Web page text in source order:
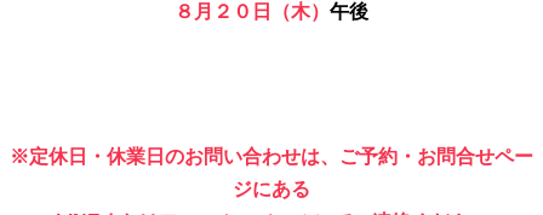
８月２０日（木） 午後
※定休日・休業日のお問い合わせは、ご予約・お問合せペー
ジにある